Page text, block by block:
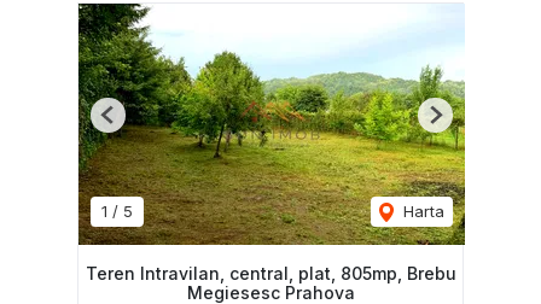
1 / 5 Harta
Previous Next
Teren Intravilan, central, plat, 805mp, Brebu
Megiesesc Prahova